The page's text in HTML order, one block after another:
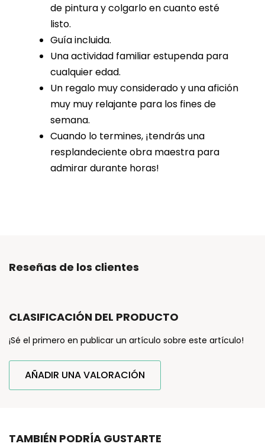
de pintura y colgarlo en cuanto esté
listo.
Guía incluida.
Una actividad familiar estupenda para
cualquier edad.
Un regalo muy considerado y una afición
muy muy relajante para los fines de
semana.
Cuando lo termines, ¡tendrás una
resplandeciente obra maestra para
admirar durante horas!
Reseñas de los clientes
CLASIFICACIÓN DEL PRODUCTO
¡Sé el primero en publicar un artículo sobre este artículo!
AÑADIR UNA VALORACIÓN
TAMBIÉN PODRÍA GUSTARTE